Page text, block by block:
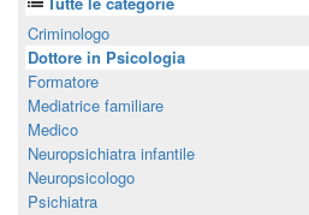
Criminologo
Dottore in Psicologia
Formatore
Mediatrice familiare
Medico
Neuropsichiatra infantile
Neuropsicologo
Psichiatra